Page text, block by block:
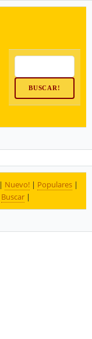
| Nuevo!| Populares|
Buscar|